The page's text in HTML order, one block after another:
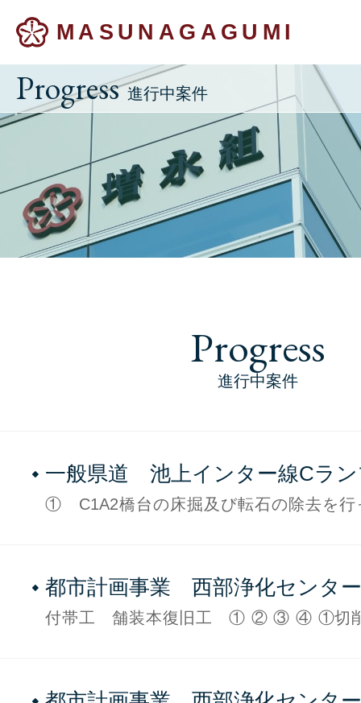
MASUNAGAGUMI
Progress 進行中案件
Progress
進行中案件
一般県道 池上インター線Cラン
下部工工事 2019年5月現在
① C1A2橋台の床掘及び転石の除去を
都市計画事業 西部浄化センタ
設工事 2019年5月現在No.5
付帯工 舗装本復旧工 ① ② ③ ④ ①切削